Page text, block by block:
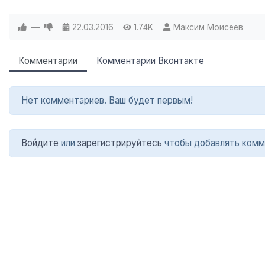
— 22.03.2016 1.74K Максим Моисеев
Комментарии Комментарии Вконтакте
Нет комментариев. Ваш будет первым!
Войдите или зарегистрируйтесь чтобы добавлять